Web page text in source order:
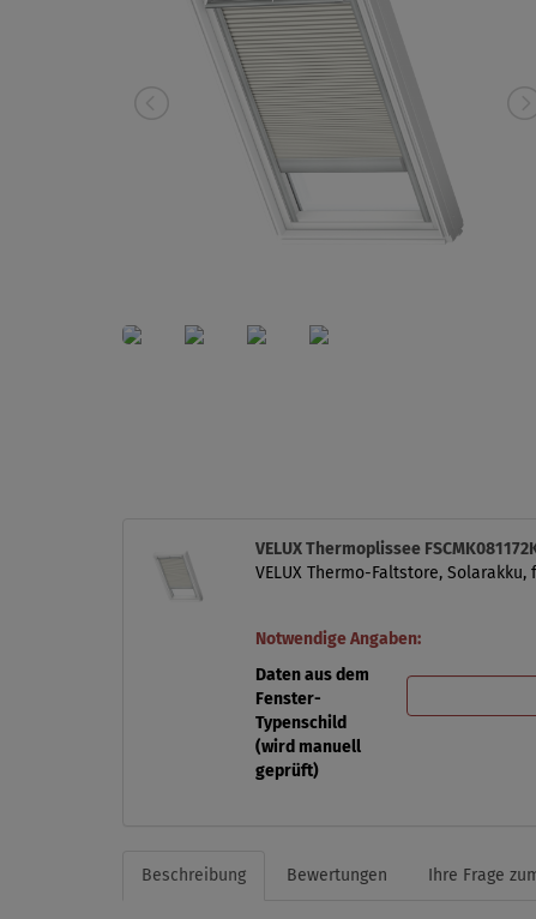
VELUX Thermoplissee
VELUX Thermo-Faltstore,
Notwendige Angaben:
Daten aus dem
Fenster-
Typenschild
(wird manuell
geprüft)
Beschreibung Bewertungen Ihre Frage